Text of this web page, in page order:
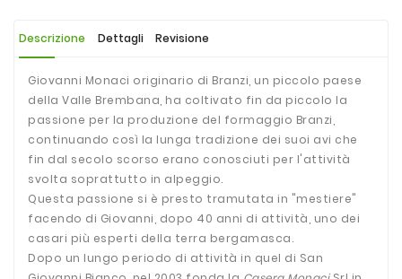
Descrizione Dettagli Revisione
Giovanni Monaci originario di Branzi, un piccolo paese
della Valle Brembana, ha coltivato fin da piccolo la
passione per la produzione del formaggio Branzi,
continuando così la lunga tradizione dei suoi avi che
fin dal secolo scorso erano conosciuti per l'attività
svolta soprattutto in alpeggio.
Questa passione si è presto tramutata in "mestiere"
facendo di Giovanni, dopo 40 anni di attività, uno dei
casari più esperti della terra bergamasca.
Dopo un lungo periodo di attività in quel di San